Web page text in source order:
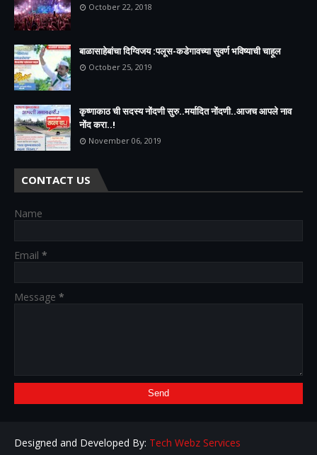
October 22, 2018
बाळासाहेबांचा दिग्विजय :पलूस-कडेगावच्या सुवर्ण भविष्याची चाहूल
October 25, 2019
कृष्णाकाठ ची सदस्य नोंदणी सुरु..मर्यादित नोंदणी..आजच आपले नाव
नोंद करा..!
November 06, 2019
CONTACT US
Name
Email *
Message *
Designed and Developed By: Tech Webz Services